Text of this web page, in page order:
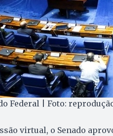
Federal | Foto:
virtual, o Senado